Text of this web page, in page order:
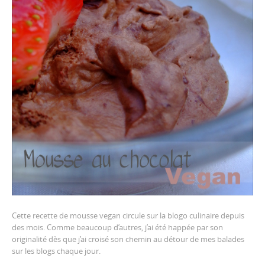
Cette recette de mousse vegan circule sur la blogo culinaire depuis
des mois. Comme beaucoup d’autres, j’ai été happée par son
originalité dès que j’ai croisé son chemin au détour de mes balades
sur les blogs chaque jour.